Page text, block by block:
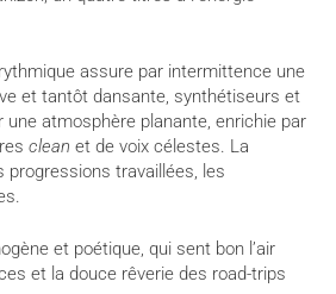
assure par intermittence une
et tantôt dansante, synthétiseurs et
une atmosphère planante, enrichie par
clean et de voix célestes. La
progressions travaillées, les
et poétique, qui sent bon l’air
et la douce rêverie des road-trips